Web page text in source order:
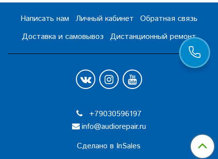
Написать нам Личный кабинет
Обратная связь
Доставка и самовывоз
Дистанционный ремонт
+79030596197
info@audiorepair.ru
Сделано в InSales